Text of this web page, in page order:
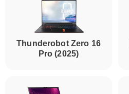
Thunderobot Zero 16
Pro (2025)